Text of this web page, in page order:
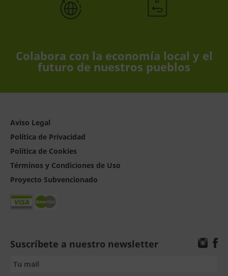
Colabora con la economía local y el
futuro de nuestros pueblos
Aviso Legal
Política de Privacidad
Política de Cookies
Términos y Condiciones de Uso
Proyecto Subvencionado
Suscríbete a nuestro newsletter